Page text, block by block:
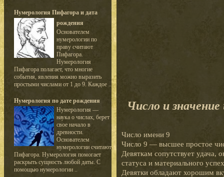
Нумерология Пифагора и дата
рождения
Основателем
нумерологии по
праву считают
Пифагора.
Нумерология
Пифагора полагает, что многие
события, явления можно выразить
простыми числами от 1 до 9. Каждое ..
Нумерология по дате рождения
Нумерология —
наука о числах, берет
свое начало в
древности.
Основателем
нумерологии считают
Пифагора. Нумерология помогает
раскрыть сущность любой даты. С
помощью нумерологии ..
Число и
Число имени 9
Число 9 — высшее простое
Девяткам сопутствует удача,
статуса и материального
Девятки обладают хорошим